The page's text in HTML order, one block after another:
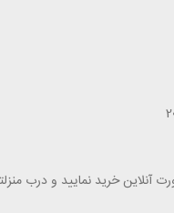
خرید نمایید و درب